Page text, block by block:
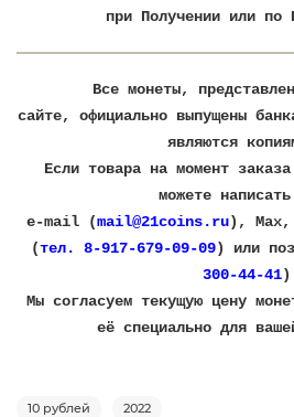
при Получении или по
Все монеты,
сайте, официально выпущены
являются
Если товара на момент
можете
e-mail (mail@21coins.ru), Max,
(тел. 8-917-679-09-09) или
300-44-41)
​Мы согласуем текущую цену
её специально для
10 рублей 2022